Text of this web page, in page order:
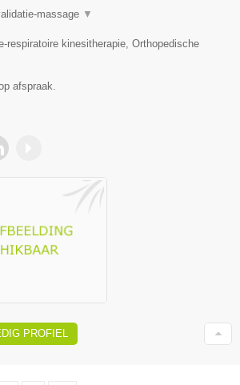
massage ▼
respiratoire kinesitherapie, Orthopedische
afspraak.
PROFIEL